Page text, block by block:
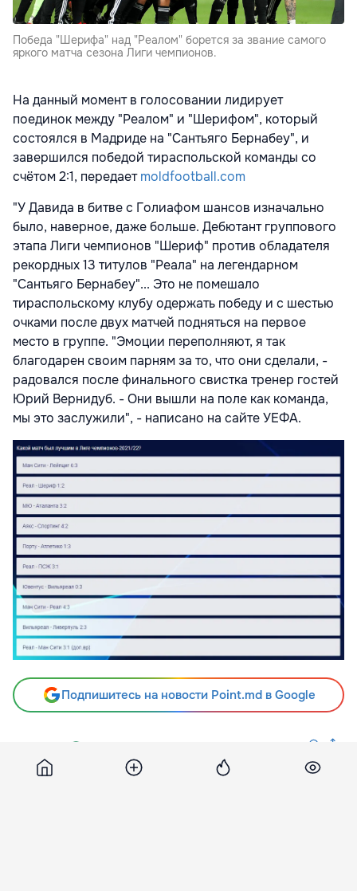
Победа "Шерифа" над "Реалом" борется за звание самого
яркого матча сезона Лиги чемпионов.
На данный момент в голосовании лидирует
поединок между "Реалом" и "Шерифом", который
состоялся в Мадриде на "Сантьяго Бернабеу", и
завершился победой тираспольской команды со
счётом 2:1, передаетmoldfootball.com
"У Давида в битве с Голиафом шансов изначально
было, наверное, даже больше. Дебютант группового
этапа Лиги чемпионов "Шериф" против обладателя
рекордных 13 титулов "Реала" на легендарном
"Сантьяго Бернабеу"... Это не помешало
тираспольскому клубу одержать победу и с шестью
очками после двух матчей подняться на первое
место в группе. "Эмоции переполняют, я так
благодарен своим парням за то, что они сделали, -
радовался после финального свистка тренер гостей
Юрий Вернидуб. - Они вышли на поле как команда,
мы это заслужили", - написано на сайте УЕФА.
Подпишитесь на новости Point.md в Google